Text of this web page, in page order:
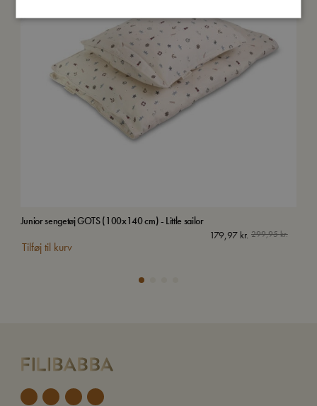
Junior sengetøj GOTS (100x140 cm) - Little sailor
299,95kr.
179,97 kr.
Tilføj til kurv